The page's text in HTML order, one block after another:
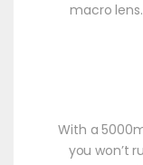
macro
With a
you won’t